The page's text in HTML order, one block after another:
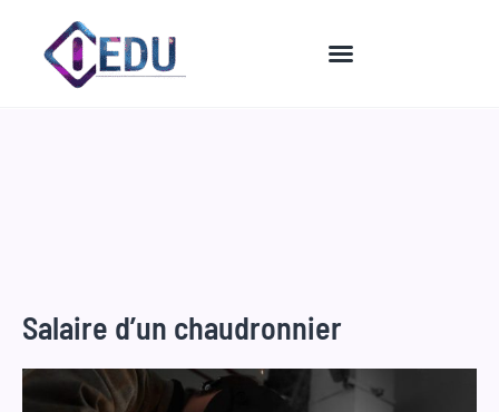
contenu
Salaire d’un chaudronnier